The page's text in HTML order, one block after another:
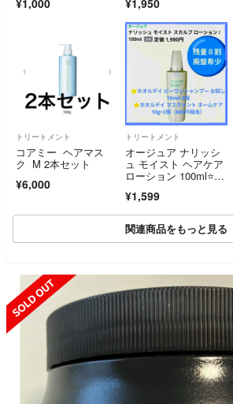
¥1,000 ¥1,950
トリートメント
コアミー ヘアマス
ク M 2本セット
¥6,000
トリートメント
オージュア ナリッシ
ュ モイスト ヘアケア
ローション 100ml⭐️お
¥1,599
関連商品をもっと見る
SOLD OUT